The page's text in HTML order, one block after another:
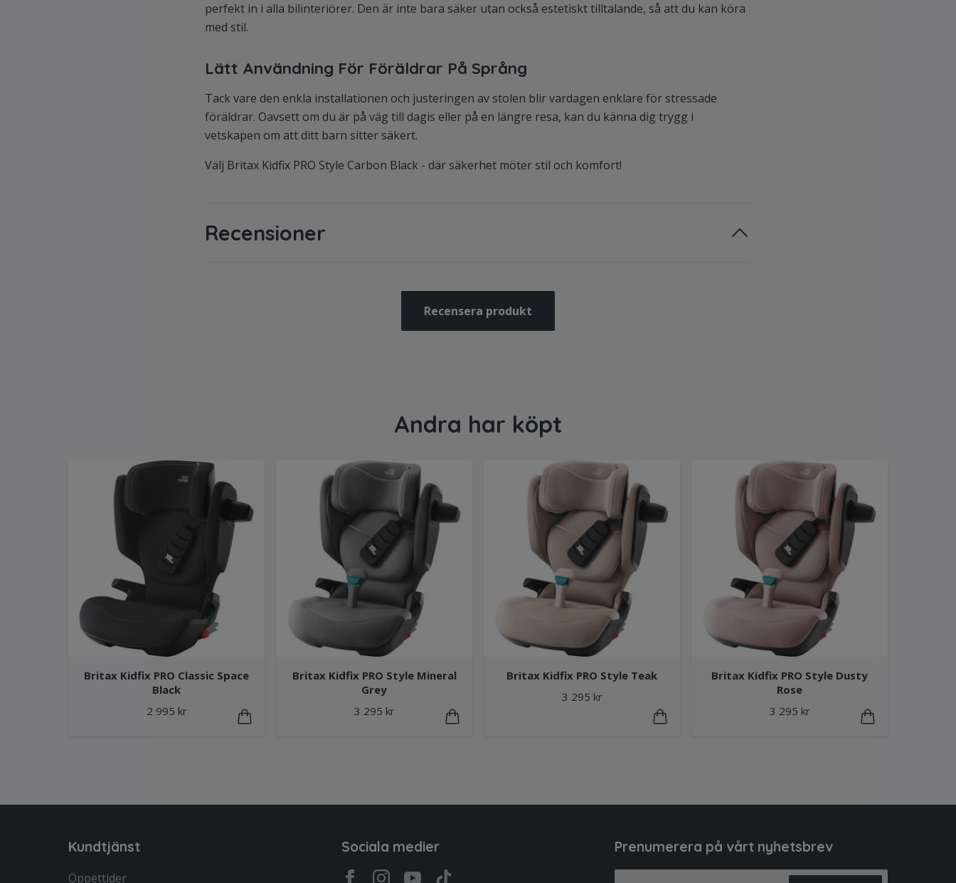
perfekt in i alla bilinteriörer. Den är inte bara säker utan också estetiskt tilltalande, så att du kan köra
med stil.
Lätt Användning För Föräldrar På Språng
Tack vare den enkla installationen och justeringen av stolen blir vardagen enklare för stressade
föräldrar. Oavsett om du är på väg till dagis eller på en längre resa, kan du känna dig trygg i
vetskapen om att ditt barn sitter säkert.
Välj Britax Kidfix PRO Style Carbon Black - där säkerhet möter stil och komfort!
Recensioner
Recensera produkt
Andra har köpt
Britax Kidfix PRO Classic Space
Black
2 995 kr
Britax Kidfix PRO Style Mineral
Grey
3 295 kr
Britax Kidfix PRO Style Teak
3 295 kr
Britax Kidfix PRO Style Dusty
Rose
3 295 kr
Kundtjänst
Öppettider
Sociala medier Prenumerera på vårt nyhetsbrev